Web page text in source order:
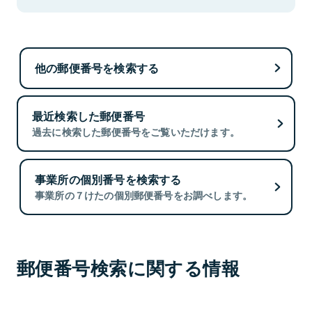
他の郵便番号を検索する
最近検索した郵便番号
過去に検索した郵便番号をご覧いただけます。
事業所の個別番号を検索する
事業所の７けたの個別郵便番号をお調べします。
郵便番号検索に関する情報